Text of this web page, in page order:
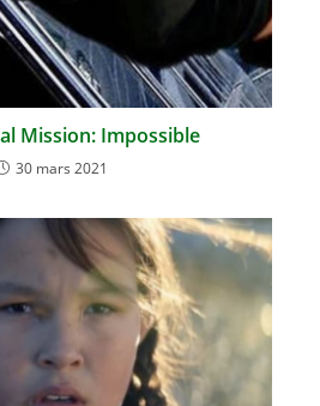
Mission: Impossible
30 mars 2021